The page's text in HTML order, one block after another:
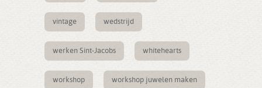
vintage wedstrijd
werken Sint-Jacobs whitehearts
workshop workshop juwelen maken